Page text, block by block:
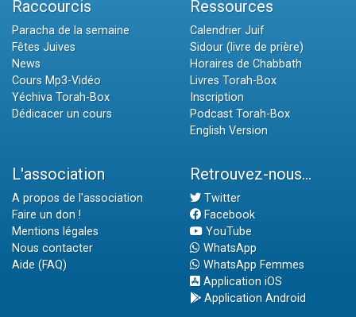
Raccourcis
Paracha de la semaine
Fêtes Juives
News
Cours Mp3-Vidéo
Yéchiva Torah-Box
Dédicacer un cours
Ressources
Calendrier Juif
Sidour (livre de prière)
Horaires de Chabbath
Livres Torah-Box
Inscription
Podcast Torah-Box
English Version
L'association
A propos de l'association
Faire un don !
Mentions légales
Nous contacter
Aide (FAQ)
Retrouvez-nous...
Twitter
Facebook
YouTube
WhatsApp
WhatsApp Femmes
Application iOS
Application Android